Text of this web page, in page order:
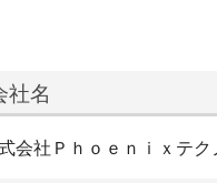
社名
会社Ｐｈｏｅｎｉｘテ